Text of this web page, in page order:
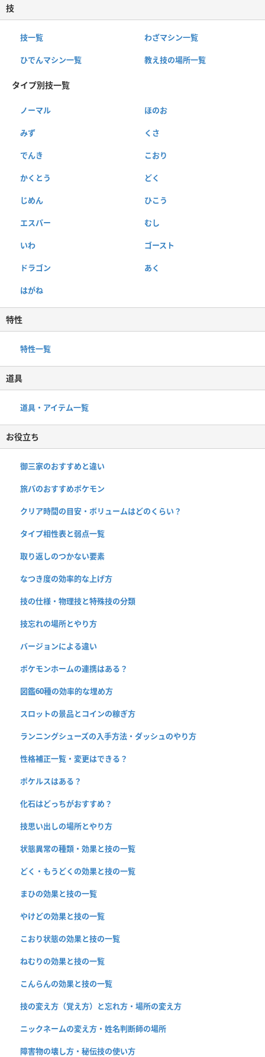
技
技一覧 わざマシン一覧
ひでんマシン一覧 教え技の場所一覧
タイプ別技一覧
ノーマル ほのお
みず くさ
でんき こおり
かくとう どく
じめん ひこう
エスパー むし
いわ ゴースト
ドラゴン あく
はがね
特性
特性一覧
道具
道具・アイテム一覧
お役立ち
御三家のおすすめと違い
旅パのおすすめポケモン
クリア時間の目安・ボリュームはどのくらい？
タイプ相性表と弱点一覧
取り返しのつかない要素
なつき度の効率的な上げ方
技の仕様・物理技と特殊技の分類
技忘れの場所とやり方
バージョンによる違い
ポケモンホームの連携はある？
図鑑60種の効率的な埋め方
スロットの景品とコインの稼ぎ方
ランニングシューズの入手方法・ダッシュのやり方
性格補正一覧・変更はできる？
ポケルスはある？
化石はどっちがおすすめ？
技思い出しの場所とやり方
状態異常の種類・効果と技の一覧
どく・もうどくの効果と技の一覧
まひの効果と技の一覧
やけどの効果と技の一覧
こおり状態の効果と技の一覧
ねむりの効果と技の一覧
こんらんの効果と技の一覧
技の変え方（覚え方）と忘れ方・場所の変え方
ニックネームの変え方・姓名判断師の場所
障害物の壊し方・秘伝技の使い方